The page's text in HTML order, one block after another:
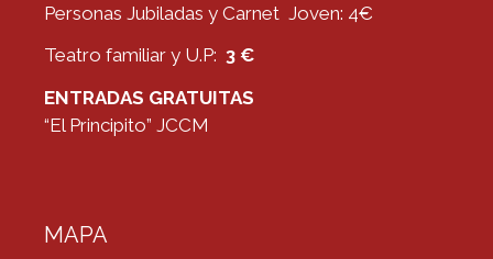
Personas Jubiladas y Carnet Joven: 4€
Teatro familiar y U.P: 3 €
ENTRADAS GRATUITAS
“El Principito” JCCM
MAPA